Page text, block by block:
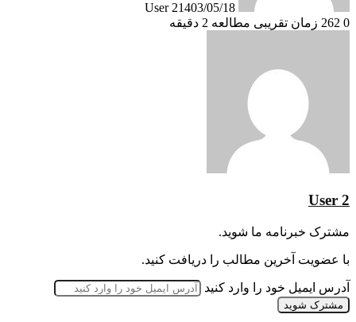
User 21403/05/18
0
زمان تقریبی مطالعه 2 دقیقه
User 2
مشترک خبرنامه ما شوید.
با عضویت آخرین مطالب را دریافت کنید.
آدرس ایمیل خود را وارد کنید